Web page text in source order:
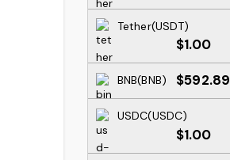
Tether(USDT)
$1.00
BNB(BNB) $592.89
USDC(USDC)
$1.00